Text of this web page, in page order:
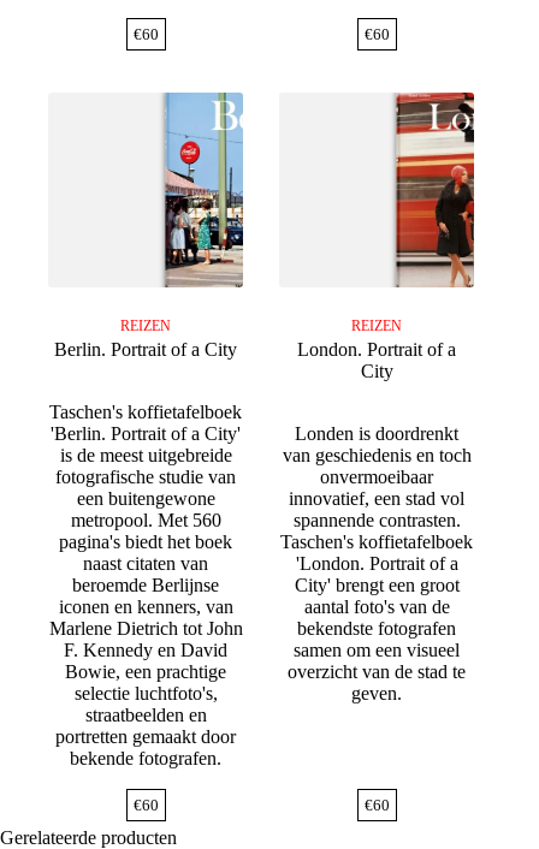
€60 €60
REIZEN
Berlin. Portrait of a City
Taschen's koffietafelboek
'Berlin. Portrait of a City'
is de meest uitgebreide
fotografische studie van
een buitengewone
metropool. Met 560
pagina's biedt het boek
naast citaten van
beroemde Berlijnse
iconen en kenners, van
Marlene Dietrich tot John
F. Kennedy en David
Bowie, een prachtige
selectie luchtfoto's,
straatbeelden en
portretten gemaakt door
bekende fotografen.
€60
REIZEN
London. Portrait of a
City
Londen is doordrenkt
van geschiedenis en toch
onvermoeibaar
innovatief, een stad vol
spannende contrasten.
Taschen's koffietafelboek
'London. Portrait of a
City' brengt een groot
aantal foto's van de
bekendste fotografen
samen om een visueel
overzicht van de stad te
geven.
€60
Gerelateerde producten